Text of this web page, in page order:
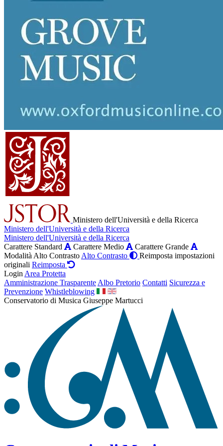
Ministero dell'Università e della Ricerca
Ministero dell'Università e della Ricerca
Ministero dell'Università e della Ricerca
Carattere Standard
Carattere Medio
Carattere Grande
Modalità Alto Contrasto Alto Contrasto
Reimposta impostazioni
originali Reimposta
Login Area Protetta
Amministrazione Trasparente Albo Pretorio Contatti Sicurezza e
Prevenzione Whistleblowing
Conservatorio di Musica Giuseppe Martucci